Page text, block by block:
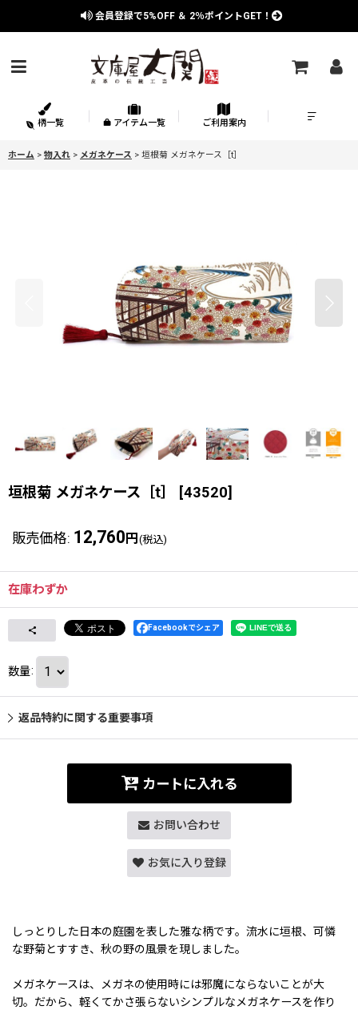
会員登録で5%OFF ＆ 2％ポイントGET！
柄一覧 アイテム一覧 ご利用案内
ホーム > 物入れ > メガネケース > 垣根菊 メガネケース［t］
垣根菊 メガネケース［t］ [43520]
販売価格: 12,760 円 (税込)
在庫わずか
Facebookでシェア
数量:
返品特約に関する重要事項
カートに入れる
お問い合わせ
お気に入り登録
しっとりした日本の庭園を表した雅な柄です。流水に垣根、可憐
な野菊とすすき、秋の野の風景を現しました。
メガネケースは、メガネの使用時には邪魔にならないことが大
切。だから、軽くてかさ張らないシンプルなメガネケースを作り